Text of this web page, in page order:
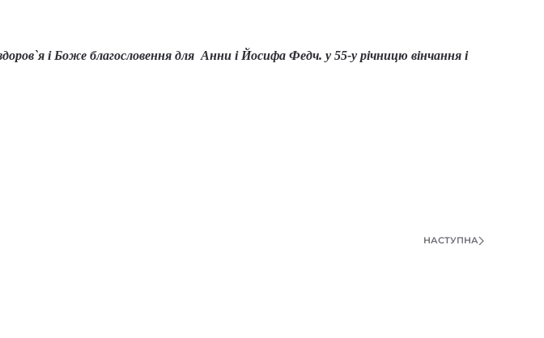
і Боже благословення для Анни і Йосифа Федч. у 55-у річницю вінчання і
НАСТУПНА